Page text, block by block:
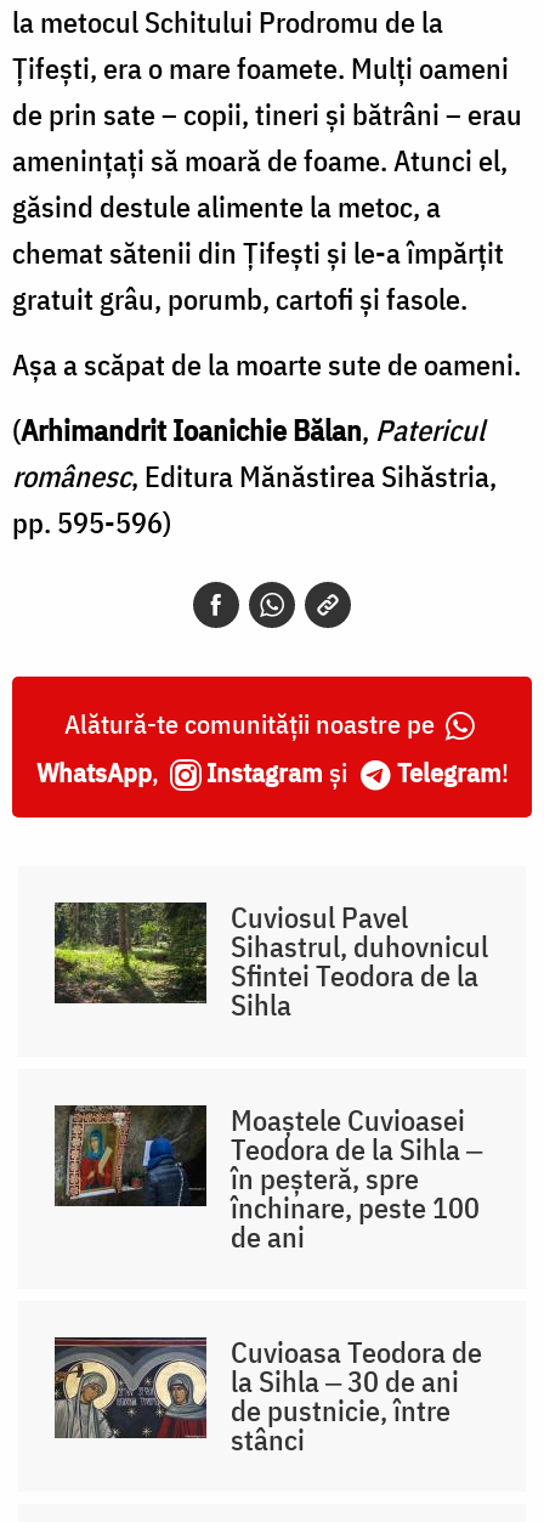
la metocul Schitului Prodromu de la
Ţifeşti, era o mare foamete. Mulţi oameni
de prin sate – copii, tineri şi bătrâni – erau
ameninţaţi să moară de foame. Atunci el,
găsind destule alimente la metoc, a
chemat sătenii din Ţifeşti şi le-a împărţit
gratuit grâu, porumb, cartofi şi fasole.
Aşa a scăpat de la moarte sute de oameni.
(Arhimandrit Ioanichie Bălan, Patericul
românesc, Editura Mănăstirea Sihăstria,
pp. 595-596)
Alătură-te comunității noastre pe
WhatsApp, Instagram și Telegram!
Cuviosul Pavel
Sihastrul, duhovnicul
Sfintei Teodora de la
Sihla
Moaștele Cuvioasei
Teodora de la Sihla ‒
în peșteră, spre
închinare, peste 100
de ani
Cuvioasa Teodora de
la Sihla ‒ 30 de ani
de pustnicie, între
stânci